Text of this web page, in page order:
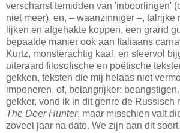
verschanst temidden van 'inboorlingen'
niet meer), en, – waanzinniger –, talrijke
lijken en afgehakte koppen, een grand
bepaalde manier ook aan Italiaans
Kurtz, monsterachtig kaal, en sfeervol
uiteraard filosofische en poëtische
gekken, teksten die mij helaas niet
imponeren, of, belangrijker:
gekker, vond ik in dit genre de Russisch
The Deer Hunter, maar misschien valt
zoveel jaar na dato. We zijn aan dit